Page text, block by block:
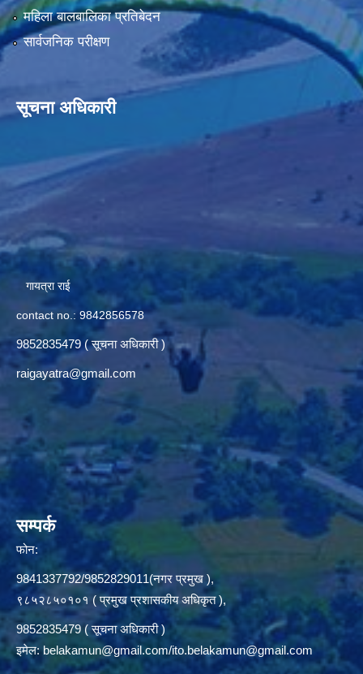
महिला बालबालिका प्रतिबेदन
सार्वजनिक परीक्षण
सूचना अधिकारी
गायत्रा राई
contact no.: 9842856578
9852835479 ( सूचना अधिकारी )
raigayatra@gmail.com
सम्पर्क
फोन:
9841337792/9852829011(नगर प्रमुख ),
९८५२८५०१०१ ( प्रमुख प्रशासकीय अधिकृत ),
9852835479 ( सूचना अधिकारी )
इमेल:belakamun@gmail.com/ito.belakamun@gmail.com